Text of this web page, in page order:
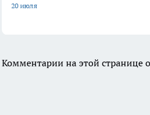
20 июля
Комментарии на этой странице